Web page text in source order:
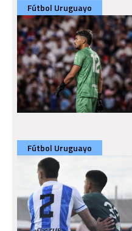
Fútbol Uruguayo
Fútbol Uruguayo